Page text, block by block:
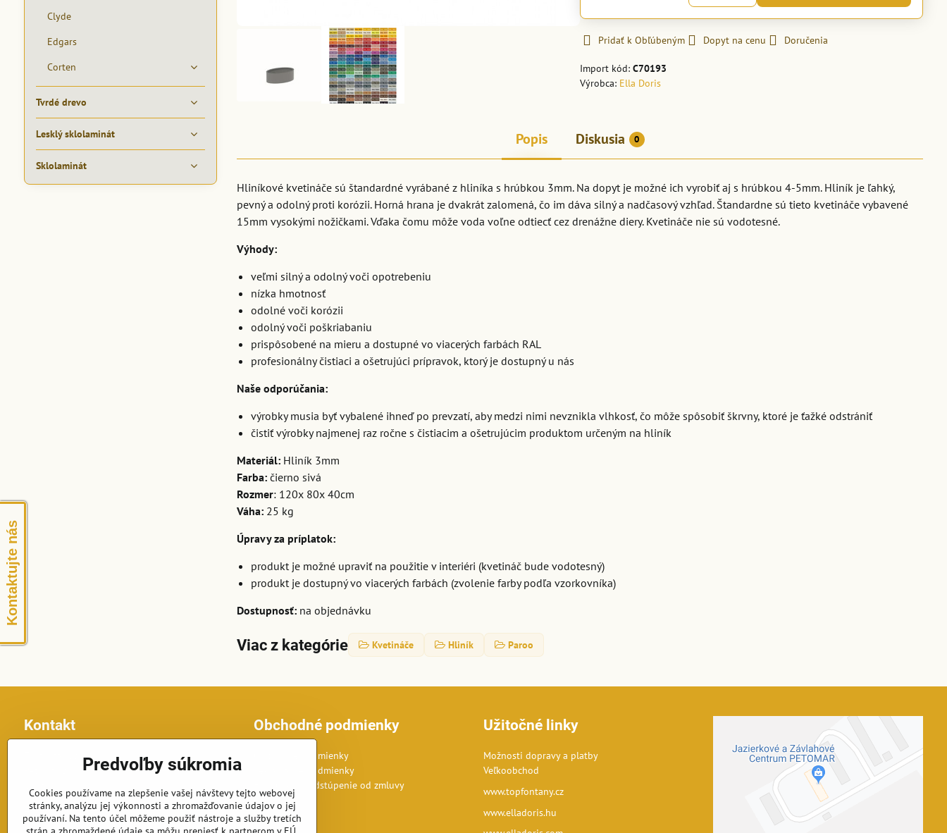
Pridať k Obľúbeným Dopyt na cenu Doručenia
Import kód:C70193
Výrobca: Ella Doris
Popis Diskusia 0
Hliníkové kvetináče sú štandardné vyrábané z hliníka s hrúbkou 3mm. Na dopyt je možné ich vyrobiť aj s hrúbkou 4-5mm. Hliník je ľahký,
pevný a odolný proti korózii. Horná hrana je dvakrát zalomená, čo im dáva silný a nadčasový vzhľad. Štandardne sú tieto kvetináče vybavené
15mm vysokými nožičkami. Vďaka čomu môže voda voľne odtiecť cez drenážne diery. Kvetináče nie sú vodotesné.
Výhody:
veľmi silný a odolný voči opotrebeniu
nízka hmotnosť
odolné voči korózii
odolný voči poškriabaniu
prispôsobené na mieru a dostupné vo viacerých farbách RAL
profesionálny čistiaci a ošetrujúci prípravok, ktorý je dostupný u nás
Naše odporúčania:
výrobky musia byť vybalené ihneď po prevzatí, aby medzi nimi nevznikla vlhkosť, čo môže spôsobiť škrvny, ktoré je ťažké odstrániť
čistiť výrobky najmenej raz ročne s čistiacim a ošetrujúcim produktom určeným na hliník
Materiál: Hliník 3mm
Farba: čierno sivá
Rozmer: 120x 80x 40cm
Váha: 25 kg
Úpravy za príplatok:
produkt je možné upraviť na použitie v interiéri (kvetináč bude vodotesný)
produkt je dostupný vo viacerých farbách (zvolenie farby podľa vzorkovníka)
Dostupnosť: na objednávku
Viac z kategórie Kvetináče Hliník Paroo
Clyde
Edgars
Corten
Tvrdé drevo
Lesklý sklolaminát
Sklolaminát
Kontakt
925 63 Dolná Streda
Telefón: +421 902 191 834
E-mail: fontany@petomar.sk
Obchodné podmienky
Obchodné podmienky
Reklamačné podmienky
Formulár na odstúpenie od zmluvy
Užitočné linky
Možnosti dopravy a platby
Veľkoobchod
www.topfontany.cz
www.elladoris.hu
Kontaktujte nás
Predvoľby súkromia
Cookies používame na zlepšenie vašej návštevy tejto webovej
stránky, analýzu jej výkonnosti a zhromažďovanie údajov o jej
používaní. Na tento účel môžeme použiť nástroje a služby tretích